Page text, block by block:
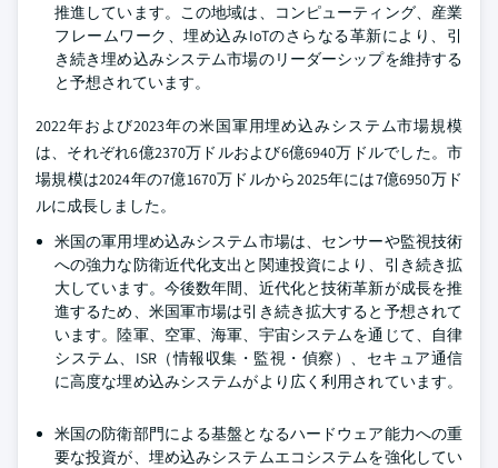
推進しています。この地域は、コンピューティング、産業
フレームワーク、埋め込みIoTのさらなる革新により、引
き続き埋め込みシステム市場のリーダーシップを維持する
と予想されています。
2022年および2023年の米国軍用埋め込みシステム市場規模
は、それぞれ6億2370万ドルおよび6億6940万ドルでした。市
場規模は2024年の7億1670万ドルから2025年には7億6950万ド
ルに成長しました。
米国の軍用埋め込みシステム市場は、センサーや監視技術
への強力な防衛近代化支出と関連投資により、引き続き拡
大しています。今後数年間、近代化と技術革新が成長を推
進するため、米国軍市場は引き続き拡大すると予想されて
います。陸軍、空軍、海軍、宇宙システムを通じて、自律
システム、ISR（情報収集・監視・偵察）、セキュア通信
に高度な埋め込みシステムがより広く利用されています。
米国の防衛部門による基盤となるハードウェア能力への重
要な投資が、埋め込みシステムエコシステムを強化してい